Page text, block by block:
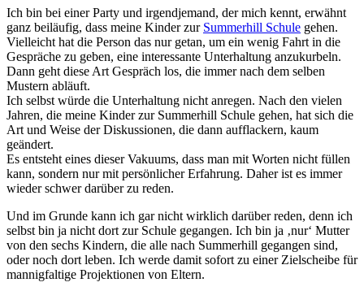
Ich bin bei einer Party und irgendjemand, der mich kennt, erwähnt
ganz beiläufig, dass meine Kinder zur Summerhill Schule gehen.
Vielleicht hat die Person das nur getan, um ein wenig Fahrt in die
Gespräche zu geben, eine interessante Unterhaltung anzukurbeln.
Dann geht diese Art Gespräch los, die immer nach dem selben
Mustern abläuft.
Ich selbst würde die Unterhaltung nicht anregen. Nach den vielen
Jahren, die meine Kinder zur Summerhill Schule gehen, hat sich die
Art und Weise der Diskussionen, die dann aufflackern, kaum
geändert.
Es entsteht eines dieser Vakuums, dass man mit Worten nicht füllen
kann, sondern nur mit persönlicher Erfahrung. Daher ist es immer
wieder schwer darüber zu reden.
Und im Grunde kann ich gar nicht wirklich darüber reden, denn ich
selbst bin ja nicht dort zur Schule gegangen. Ich bin ja ‚nur‘ Mutter
von den sechs Kindern, die alle nach Summerhill gegangen sind,
oder noch dort leben. Ich werde damit sofort zu einer Zielscheibe für
mannigfaltige Projektionen von Eltern.